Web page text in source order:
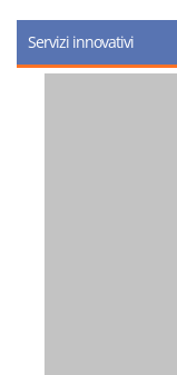
Servizi innovativi